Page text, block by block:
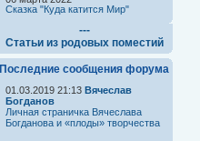
Сказка "Куда катится Мир"
---
Статьи из родовых поместий
Последние сообщения форума
01.03.2019 21:13 Вячеслав
Богданов
Личная страничка Вячеслава
Богданова и «плоды» творчества